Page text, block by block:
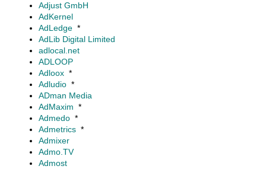
Adjust GmbH
AdKernel
AdLedge *
AdLib Digital Limited
adlocal.net
ADLOOP
Adloox *
Adludio *
ADman Media
AdMaxim *
Admedo *
Admetrics *
Admixer
Admo.TV
Admost